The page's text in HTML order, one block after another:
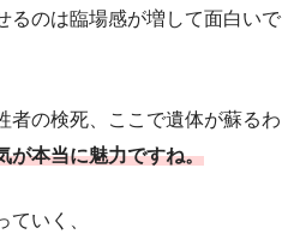
るのは臨場感が増して面白いで
者の検死、ここで遺体が蘇るわ
が本当に魅力ですね。
ていく、